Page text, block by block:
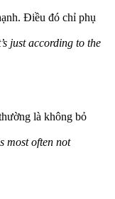
Điều đó chỉ phụ
just according to the
là không bỏ
most often not